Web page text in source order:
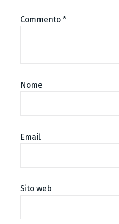
Commento *
Nome
Email
Sito web